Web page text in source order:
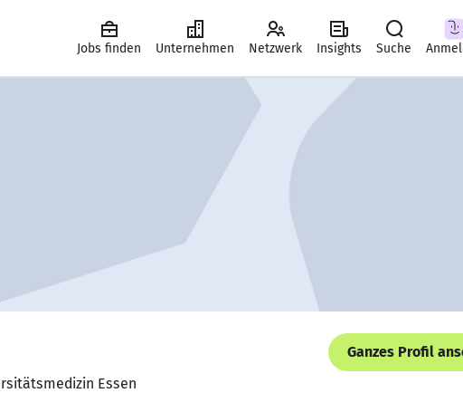
Jobs finden Unternehmen Netzwerk Insights Suche
Ganzes Profil
Essen